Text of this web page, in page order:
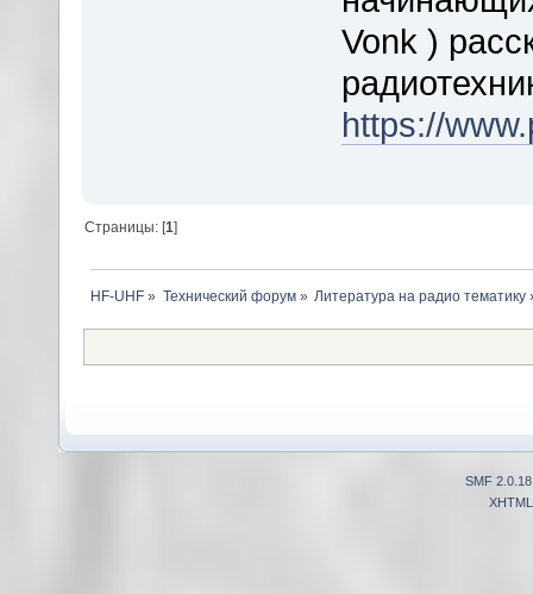
Vonk )
https://
Страницы: [1]
HF-UHF» Технический форум» Литература на радио тематику
SMF 2.0.18
XHTML